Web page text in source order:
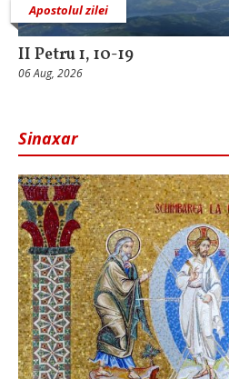
Apostolul zilei
II Petru 1, 10-19
06 Aug, 2026
Sinaxar